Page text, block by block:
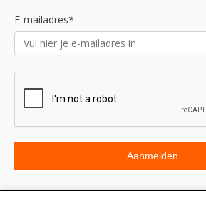
E-mailadres*